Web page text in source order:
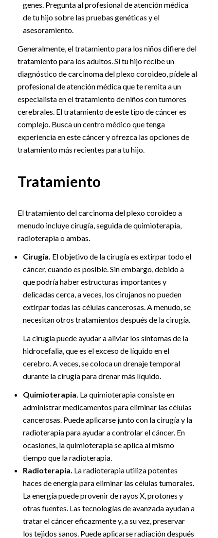
genes. Pregunta al profesional de atención médica
de tu hijo sobre las pruebas genéticas y el
asesoramiento.
Generalmente, el tratamiento para los niños difiere del
tratamiento para los adultos. Si tu hijo recibe un
diagnóstico de carcinoma del plexo coroideo, pídele al
profesional de atención médica que te remita a un
especialista en el tratamiento de niños con tumores
cerebrales. El tratamiento de este tipo de cáncer es
complejo. Busca un centro médico que tenga
experiencia en este cáncer y ofrezca las opciones de
tratamiento más recientes para tu hijo.
Tratamiento
El tratamiento del carcinoma del plexo coroideo a
menudo incluye cirugía, seguida de quimioterapia,
radioterapia o ambas.
Cirugía. El objetivo de la cirugía es extirpar todo el
cáncer, cuando es posible. Sin embargo, debido a
que podría haber estructuras importantes y
delicadas cerca, a veces, los cirujanos no pueden
extirpar todas las células cancerosas. A menudo, se
necesitan otros tratamientos después de la cirugía.
La cirugía puede ayudar a aliviar los síntomas de la
hidrocefalia, que es el exceso de líquido en el
cerebro. A veces, se coloca un drenaje temporal
durante la cirugía para drenar más líquido.
Quimioterapia. La quimioterapia consiste en
administrar medicamentos para eliminar las células
cancerosas. Puede aplicarse junto con la cirugía y la
radioterapia para ayudar a controlar el cáncer. En
ocasiones, la quimioterapia se aplica al mismo
tiempo que la radioterapia.
Radioterapia. La radioterapia utiliza potentes
haces de energía para eliminar las células tumorales.
La energía puede provenir de rayos X, protones y
otras fuentes. Las tecnologías de avanzada ayudan a
tratar el cáncer eficazmente y, a su vez, preservar
los tejidos sanos. Puede aplicarse radiación después